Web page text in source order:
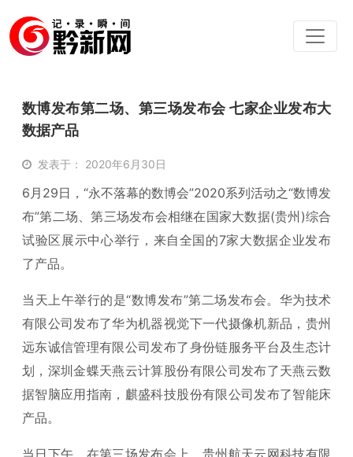
数博发布第二场、第三场发布会 七家企业发布大
数据产品
发表于： 2020年6月30日
6月29日，“永不落幕的数博会”2020系列活动之“数博发
布”第二场、第三场发布会相继在国家大数据(贵州)综合
试验区展示中心举行，来自全国的7家大数据企业发布
了产品。
当天上午举行的是“数博发布”第二场发布会。华为技术
有限公司发布了华为机器视觉下一代摄像机新品，贵州
远东诚信管理有限公司发布了身份链服务平台及生态计
划，深圳金蝶天燕云计算股份有限公司发布了天燕云数
据智脑应用指南，麒盛科技股份有限公司发布了智能床
产品。
当日下午，在第三场发布会上，贵州航天云网科技有限